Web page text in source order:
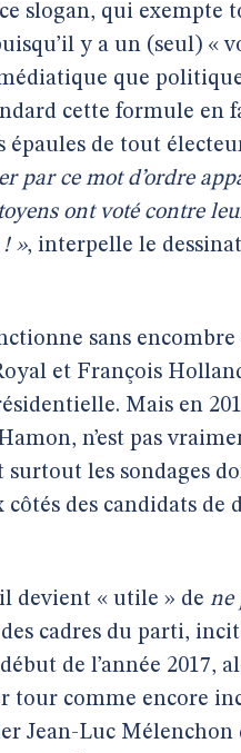
slogan, qui exempte
y a un (seul) «
que
cette formule en
épaules de tout
par ce mot d’ordre
ont voté contre
», interpelle le
sans encombre
et François
Mais en
n’est pas
surtout les sondages
côtés des candidats
devient « utile » de ne
cadres du parti,
de l’année 2017,
tour comme encore
Jean-Luc Mélenchon